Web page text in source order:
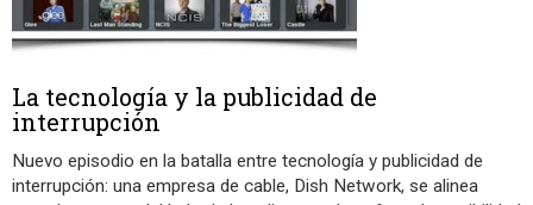
La tecnología y la publicidad de
interrupción
Nuevo episodio en la batalla entre tecnología y publicidad de
interrupción: una empresa de cable, Dish Network, se alinea